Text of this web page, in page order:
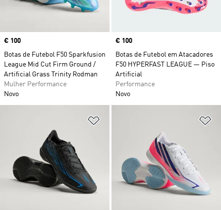
Price
€ 100
Botas de Futebol F50 Sparkfusion
League Mid Cut Firm Ground /
Artificial Grass Trinity Rodman
Mulher Performance
Novo
Price
€ 100
Botas de Futebol em Atacadores
F50 HYPERFAST LEAGUE — Piso
Artificial
Performance
Novo
Adicionar à Lista de Desejos